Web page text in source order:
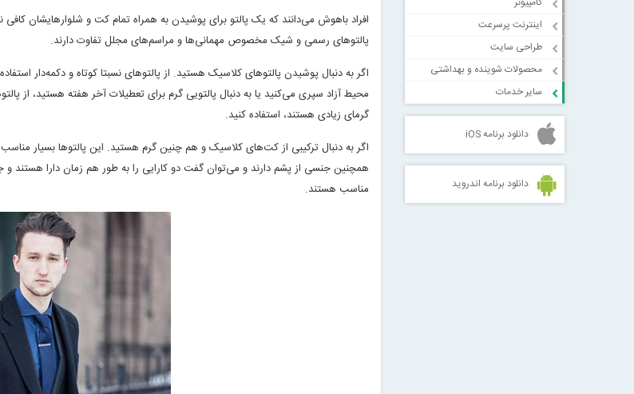
اینترنت پرسرعت
طراحی سایت
محصولات شوینده و بهداشتی
سایر خدمات
دانلود برنامه iOS
دانلود برنامه اندروید
افراد باهوش می‌دانند که یک پالتو برای پوشیدن به همراه تمام کت و شلوارهایشان کافی
پالتوهای رسمی و شیک مخصوص مهمانی‌ها و مراسم‌های مجلل تفاوت دارند.
اگر به دنبال پوشیدن پالتوهای کلاسیک هستید. از پالتوهای نسبتا کوتاه و دکمه‌دار
محیط آزاد سپری می‌کنید یا به دنبال پالتویی گرم برای تعطیلات آخر هفته هستید، از
گرمای زیادی هستند، استفاده کنید.
اگر به دنبال ترکیبی از کت‌های کلاسیک و هم چنین گرم هستید. این پالتوها بسیار
همچنین جنسی از پشم دارند و می‌توان گفت دو کارایی را به طور هم زمان دارا هستند و
مناسب هستند.